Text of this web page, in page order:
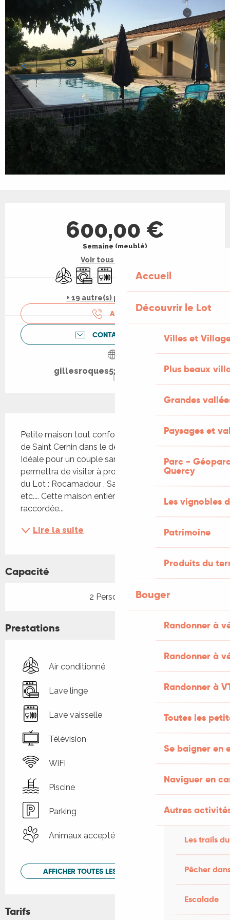
Accueil
Découvrir le Lot
Villes et
Plus beaux
Grandes
Paysages et
Parc -
Quercy
Les vignobles
Patrimoine
Produits du
Bouger
Randonner à
Randonner à
Randonner à
Toutes les
Se baigner en
Naviguer en
Autres
Les trails
Pêcher
Escalade
600,00 €
Semaine (meublé)
Voir tous les tarifs
Air conditionné
Lave lingeLave vaisselle
Télévision
WiFi Piscine
+ 19 autre(s) prestation(s)
APPELER
CONTACTEZ-NOUS
gillesroques515.wixsite.com
Petite maison tout confort située dans le village
de Saint Cernin dans le département du lot (46).
Idéale pour un couple sans enfant , elle vous
permettra de visiter à proximité les grands sites
du Lot : Rocamadour , Saint Cirq Lapopie Cahors
etc.... Cette maison entièrement climatisée et
raccordée...
Lire la suite
Capacité
2 Personne(s)
Prestations
Air conditionné
Lave linge
Lave vaisselle
Télévision
WiFi
Piscine
Parking
Animaux acceptés
AFFICHER TOUTES LES PRESTATIONS
Tarifs